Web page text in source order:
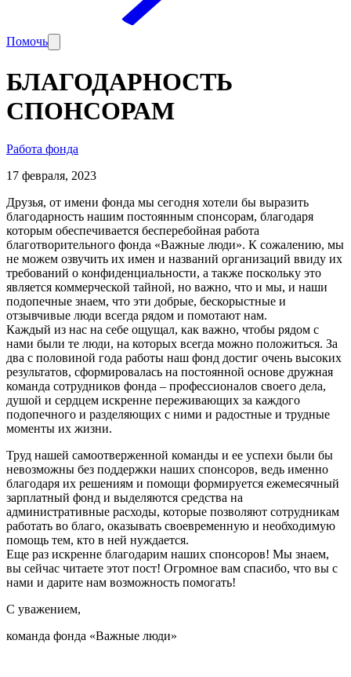
Помочь
БЛАГОДАРНОСТЬ
СПОНСОРАМ
Работа фонда
17 февраля, 2023
Друзья, от имени фонда мы сегодня хотели бы выразить
благодарность нашим постоянным спонсорам, благодаря
которым обеспечивается бесперебойная работа
благотворительного фонда «Важные люди». К сожалению, мы
не можем озвучить их имен и названий организаций ввиду их
требований о конфиденциальности, а также поскольку это
является коммерческой тайной, но важно, что и мы, и наши
подопечные знаем, что эти добрые, бескорыстные и
отзывчивые люди всегда рядом и помотают нам.
Каждый из нас на себе ощущал, как важно, чтобы рядом с
нами были те люди, на которых всегда можно положиться. За
два с половиной года работы наш фонд достиг очень высоких
результатов, сформировалась на постоянной основе дружная
команда сотрудников фонда – профессионалов своего дела,
душой и сердцем искренне переживающих за каждого
подопечного и разделяющих с ними и радостные и трудные
моменты их жизни.
Труд нашей самоотверженной команды и ее успехи были бы
невозможны без поддержки наших спонсоров, ведь именно
благодаря их решениям и помощи формируется ежемесячный
зарплатный фонд и выделяются средства на
административные расходы, которые позволяют сотрудникам
работать во благо, оказывать своевременную и необходимую
помощь тем, кто в ней нуждается.
Еще раз искренне благодарим наших спонсоров! Мы знаем,
вы сейчас читаете этот пост! Огромное вам спасибо, что вы с
нами и дарите нам возможность помогать!
С уважением,
команда фонда «Важные люди»